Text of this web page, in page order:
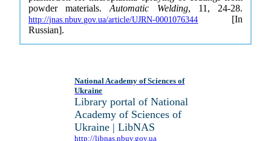
powder materials.Automatic Welding, 11, 24-28.
http://jnas.nbuv.gov.ua/article/UJRN-0001076344 [In
Russian].
National Academy of Sciences of
Ukraine
Library portal of National
Academy of Sciences of
Ukraine | LibNAS
http://libnas.nbuv.gov.ua